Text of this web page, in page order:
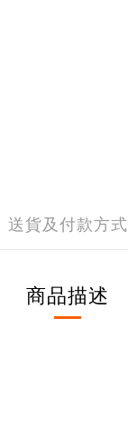
送貨及付款方式
商品描述